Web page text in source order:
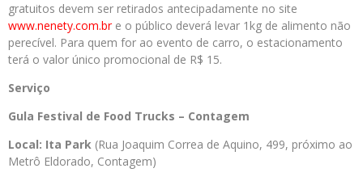
gratuitos devem ser retirados antecipadamente no site
www.nenety.com.bre o público deverá levar 1kg de alimento não
perecível. Para quem for ao evento de carro, o estacionamento
terá o valor único promocional de R$ 15.
Serviço
Gula Festival de Food Trucks – Contagem
Local: Ita Park (Rua Joaquim Correa de Aquino, 499, próximo ao
Metrô Eldorado, Contagem)